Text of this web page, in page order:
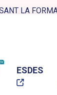
LA
ESDES